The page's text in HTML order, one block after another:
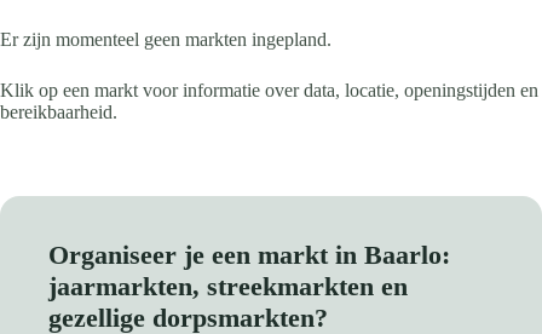
Er zijn momenteel geen markten ingepland.
Klik op een markt voor informatie over data, locatie, openingstijden en
bereikbaarheid.
Organiseer je een markt in Baarlo:
jaarmarkten, streekmarkten en
gezellige dorpsmarkten?